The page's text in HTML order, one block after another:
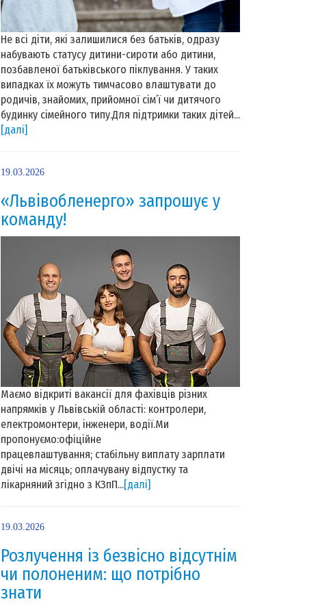
Не всі діти, які залишилися без батьків, одразу
набувають статусу дитини-сироти або дитини,
позбавленої батьківського піклування. У таких
випадках їх можуть тимчасово влаштувати до
родичів, знайомих, прийомної сім’ї чи дитячого
будинку сімейного типу.Для підтримки таких дітей...
[далі]
19.03.2026
«Львівобленерго» запрошує у
команду!
Маємо відкриті вакансії для фахівців різних
напрямків у Львівській області: контролери,
електромонтери, інженери, водії.Ми
пропонуємо:офіційне
працевлаштування; стабільну виплату зарплати
двічі на місяць; оплачувану відпустку та
лікарняний згідно з КЗпП...[далі]
19.03.2026
Розлучення із безвісно відсутнім
чи полоненим: що потрібно
знати